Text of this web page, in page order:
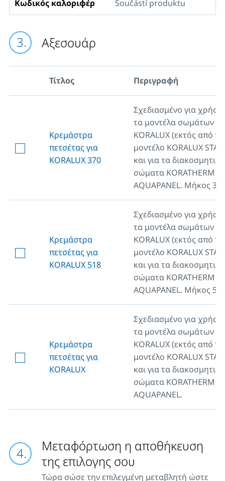
Κωδικός καλοριφέρ Součástí produktu
Αξεσουάρ
Τίτλος Περιγραφή
Κρεμάστρα
πετσέτας για
KORALUX 370
Σχεδιασμένο για
τα μοντέλα σωμάτων
KORALUX (εκτός από το
μοντέλο KORALUX
και για τα διακοσμητικά
σώματα KORATHERM
AQUAPANEL. Μήκος
Κρεμάστρα
πετσέτας για
KORALUX 518
Σχεδιασμένο για
τα μοντέλα σωμάτων
KORALUX (εκτός από το
μοντέλο KORALUX
και για τα διακοσμητικά
σώματα KORATHERM
AQUAPANEL. Μήκος
Κρεμάστρα
πετσέτας για
KORALUX
Σχεδιασμένο για
τα μοντέλα σωμάτων
KORALUX (εκτός από το
μοντέλο KORALUX
και για τα διακοσμητικά
σώματα KORATHERM
AQUAPANEL.
Μεταφόρτωση η αποθήκευση
της επιλογης σου
Τώρα σώσε την επιλεγμένη μεταβλητή ώστε